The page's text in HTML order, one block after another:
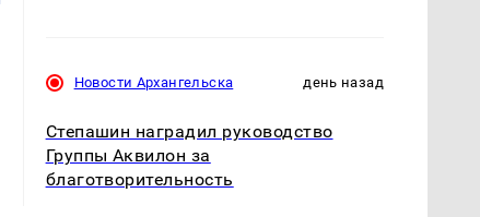
Новости Архангельска день назад
Степашин наградил руководство
Группы Аквилон за
благотворительность